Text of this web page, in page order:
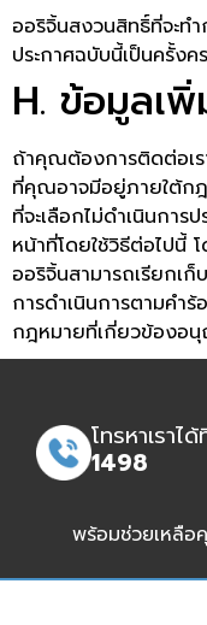
ออริจิ้นสงวนสิทธิ์ที่จะท
ประกาศฉบับนี้เป็นครั้งค
H. ข้อมูลเพิ่
ถ้าคุณต้องการติดต่อเร
ที่คุณอาจมีอยู่ภายใต้กฎ
ที่จะเลือกไม่ดำเนินกา
หน้าที่โดยใช้วิธีต่อไป
ออริจิ้นสามารถเรียกเก็
การดำเนินการตามคำ
กฎหมายที่เกี่ยวข้องอนุ
โทรหาเราได้
1498
พร้อมช่วยเหลื